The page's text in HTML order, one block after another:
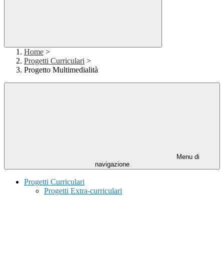
Home >
Progetti Curriculari >
Progetto Multimedialità
Menu di
navigazione
Progetti Curriculari
Progetti Extra-curriculari